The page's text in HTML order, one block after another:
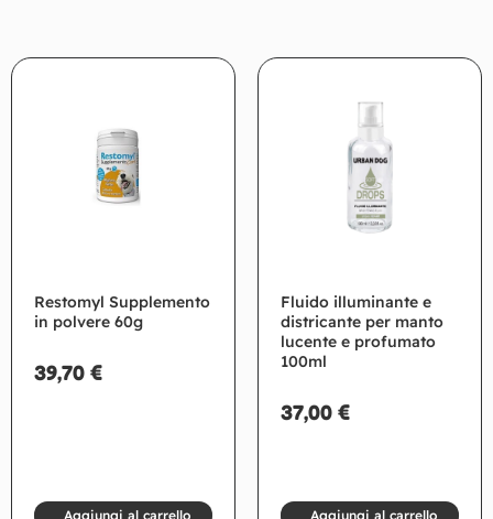
Restomyl Supplemento
in polvere 60g
39,70 €
Aggiungi al carrello
Fluido illuminante e
districante per manto
lucente e profumato
100ml
37,00 €
Aggiungi al carrello